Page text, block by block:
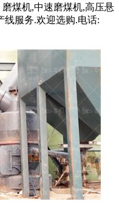
煤机,中速磨煤机,高压悬
线服务.欢迎选购.电话: